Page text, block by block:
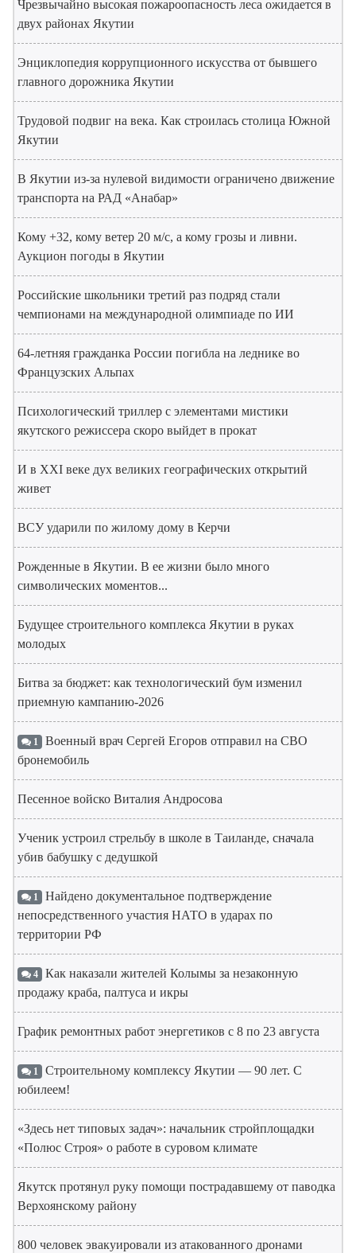
Чрезвычайно высокая пожароопасность леса ожидается в
двух районах Якутии
Энциклопедия коррупционного искусства от бывшего
главного дорожника Якутии
Трудовой подвиг на века. Как строилась столица Южной
Якутии
В Якутии из-за нулевой видимости ограничено движение
транспорта на РАД «Анабар»
Кому +32, кому ветер 20 м/с, а кому грозы и ливни.
Аукцион погоды в Якутии
Российские школьники третий раз подряд стали
чемпионами на международной олимпиаде по ИИ
64-летняя гражданка России погибла на леднике во
Французских Альпах
Психологический триллер с элементами мистики
якутского режиссера скоро выйдет в прокат
И в XXI веке дух великих географических открытий
живет
ВСУ ударили по жилому дому в Керчи
Рожденные в Якутии. В ее жизни было много
символических моментов...
Будущее строительного комплекса Якутии в руках
молодых
Битва за бюджет: как технологический бум изменил
приемную кампанию-2026
1 Военный врач Сергей Егоров отправил на СВО
бронемобиль
Песенное войско Виталия Андросова
Ученик устроил стрельбу в школе в Таиланде, сначала
убив бабушку с дедушкой
1 Найдено документальное подтверждение
непосредственного участия НАТО в ударах по
территории РФ
4 Как наказали жителей Колымы за незаконную
продажу краба, палтуса и икры
График ремонтных работ энергетиков с 8 по 23 августа
1 Строительному комплексу Якутии — 90 лет. С
юбилеем!
«Здесь нет типовых задач»: начальник стройплощадки
«Полюс Строя» о работе в суровом климате
Якутск протянул руку помощи пострадавшему от паводка
Верхоянскому району
800 человек эвакуировали из атакованного дронами